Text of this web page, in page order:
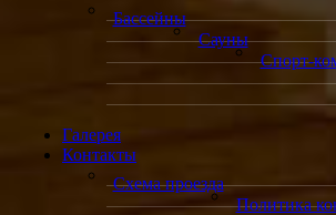
Бассейны
Сауны
Спорт-
Галерея
Контакты
Схема проезда
Политика